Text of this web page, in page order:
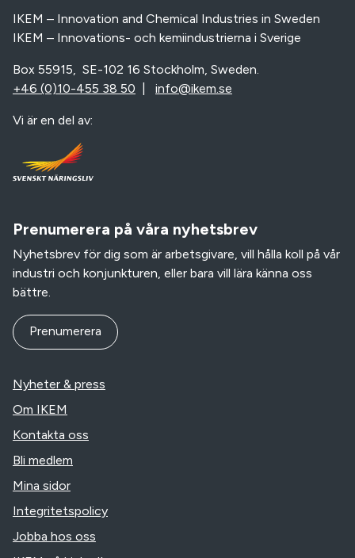
IKEM – Innovation and Chemical Industries in Sweden
IKEM – Innovations- och kemiindustrierna i Sverige
Box 55915, SE-102 16 Stockholm, Sweden.
+46 (0)10-455 38 50
info@ikem.se
Vi är en del av:
Prenumerera på våra nyhetsbrev
Nyhetsbrev för dig som är arbetsgivare, vill hålla koll på vår
industri och konjunkturen, eller bara vill lära känna oss
bättre.
Prenumerera
Nyheter & press
Om IKEM
Kontakta oss
Bli medlem
Mina sidor
Integritetspolicy
Jobba hos oss